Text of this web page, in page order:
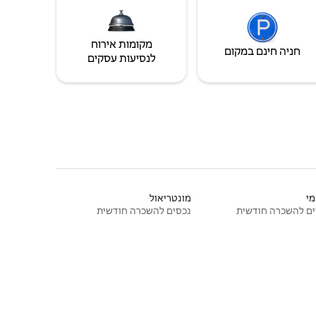
חניה חינם במקום
מקומות אירוח
לנסיעות עסקים
להשכרה חודשית
מונטריאול
נכסים להשכרה חודשית